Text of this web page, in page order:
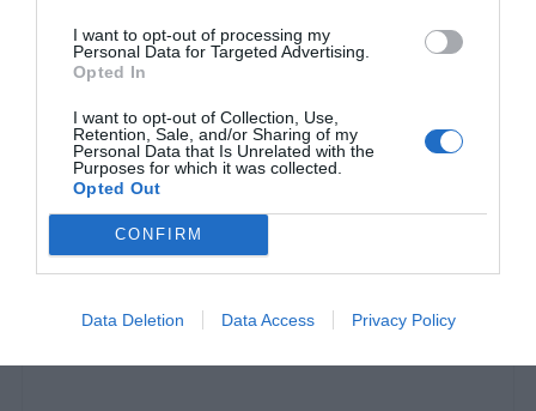
I want to opt-out of processing my
Personal Data for Targeted Advertising.
Opted In
I want to opt-out of Collection, Use,
Retention, Sale, and/or Sharing of my
Personal Data that Is Unrelated with the
Purposes for which it was collected.
Opted Out
CONFIRM
Data Deletion Data Access Privacy Policy
Γιώργος Καραχάλιος